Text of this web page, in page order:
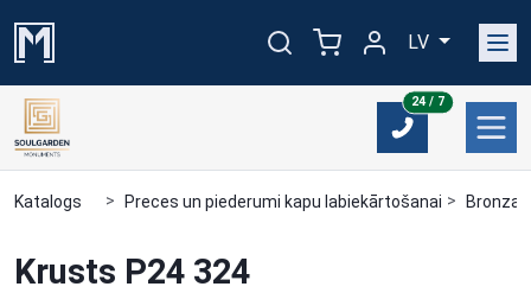
LV
24 / 724/7
Katalogs Preces un piederumi kapu labiekārtošanai
Krusts P24 324